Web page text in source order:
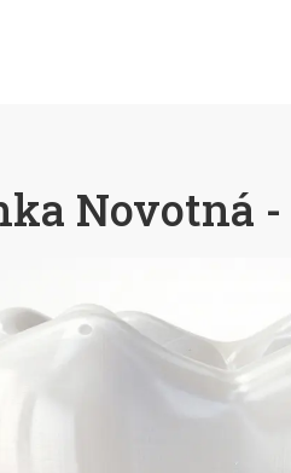
Novotná -